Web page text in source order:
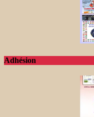
Adhésion